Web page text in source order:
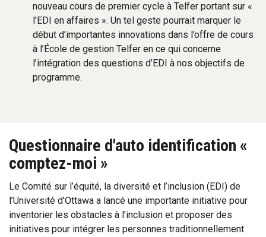
nouveau cours de premier cycle à Telfer portant sur «
l’EDI en affaires ». Un tel geste pourrait marquer le
début d’importantes innovations dans l’offre de cours
à l’École de gestion Telfer en ce qui concerne
l’intégration des questions d’EDI à nos objectifs de
programme.
Questionnaire d'auto identification «
comptez-moi »
Le Comité sur l’équité, la diversité et l’inclusion (EDI) de
l’Université d’Ottawa a lancé une importante initiative pour
inventorier les obstacles à l’inclusion et proposer des
initiatives pour intégrer les personnes traditionnellement